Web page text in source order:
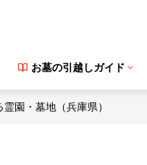
お墓の引越しガイド
園・墓地（兵庫県）